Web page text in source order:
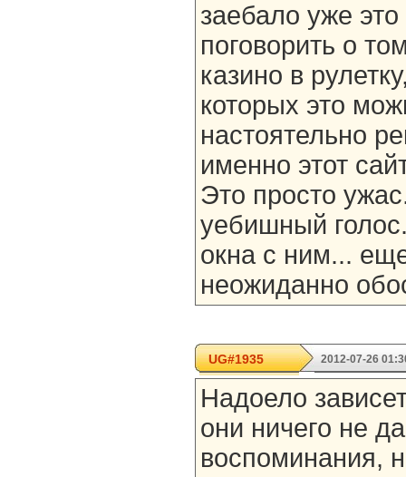
заебало уже
поговорить о
казино в
которых это
настоятельно
именно этот
Это просто
уебишный
окна с ним...
неожиданно
UG#1935 2012-07-26
Надоело
они ничего не
воспоминания,